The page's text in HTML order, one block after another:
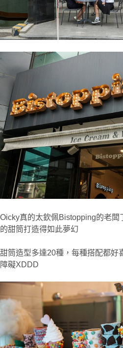
Oicky真的太欽佩Bistopping的老闆
的甜筒打造得如此夢幻
甜筒造型多達20種，每種搭配都好
障礙XDDD